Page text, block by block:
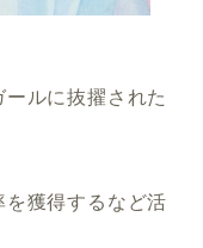
ルに抜擢された
獲得するなど活